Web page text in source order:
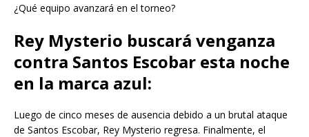
¿Qué equipo avanzará en el torneo?
Rey Mysterio buscará venganza
contra Santos Escobar esta noche
en la marca azul:
Luego de cinco meses de ausencia debido a un brutal ataque
de Santos Escobar, Rey Mysterio regresa. Finalmente, el